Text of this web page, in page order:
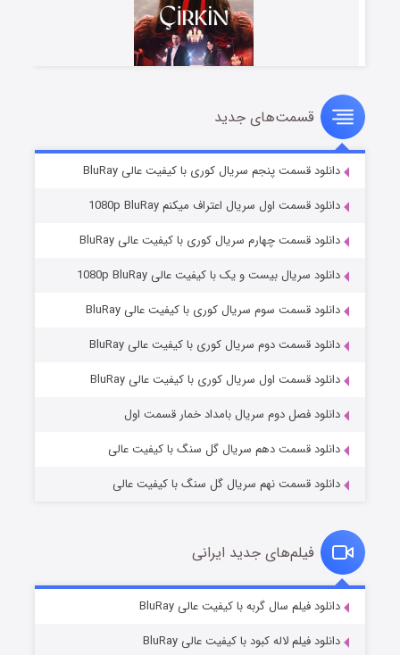
سریال زشت
قسمت5 (زیرنویس) منتشر شد
وستی ها
قسمت1 (زیرنویس) منتشر شد
قسمت6 (زیرنویس) منتشر شد
قسمت‌های جدید
دانلود قسمت پنجم سریال کوری با کیفیت عالی BluRay
دانلود قسمت اول سریال اعتراف میکنم 1080p BluRay
دانلود قسمت چهارم سریال کوری با کیفیت عالی BluRay
دانلود سریال بیست و یک با کیفیت عالی 1080p BluRay
دانلود قسمت سوم سریال کوری با کیفیت عالی BluRay
دانلود قسمت دوم سریال کوری با کیفیت عالی BluRay
دانلود قسمت اول سریال کوری با کیفیت عالی BluRay
دانلود فصل دوم سریال بامداد خمار قسمت اول
دانلود قسمت دهم سریال گل سنگ با کیفیت عالی
دانلود قسمت نهم سریال گل سنگ با کیفیت عالی
فیلم‌های جدید ایرانی
دانلود فیلم سال گربه با کیفیت عالی BluRay
دانلود فیلم لاله کبود با کیفیت عالی BluRay